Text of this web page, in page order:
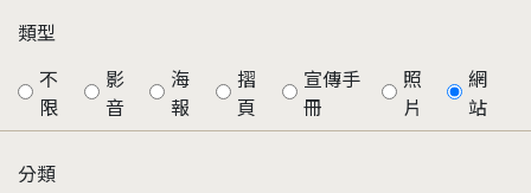
類型
不
限
影
音
海
報
摺
頁
宣傳手
冊
照
片
網
站
分類